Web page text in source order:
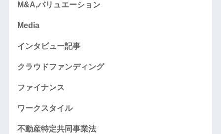
M&A,バリュエーション
Media
インタビュー記事
クラウドファンディング
ファイナンス
ワークスタイル
不動産特定共同事業法